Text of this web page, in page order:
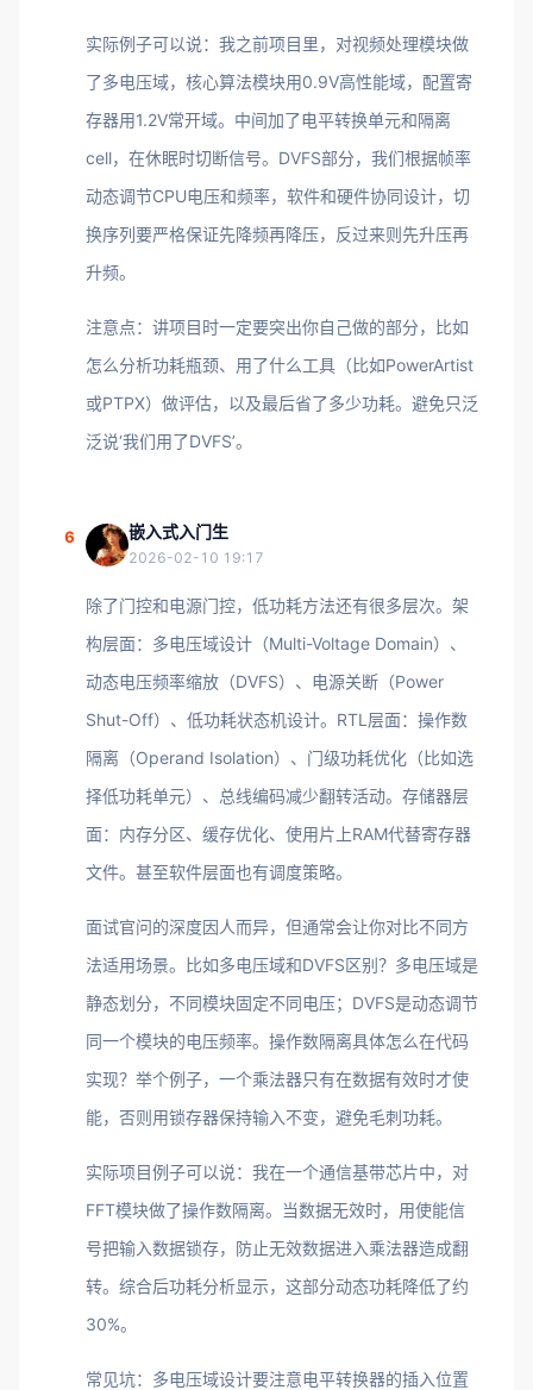
实际例子可以说：我之前项目里，对视频处理模块做
了多电压域，核心算法模块用0.9V高性能域，配置寄
存器用1.2V常开域。中间加了电平转换单元和隔离
cell，在休眠时切断信号。DVFS部分，我们根据帧率
动态调节CPU电压和频率，软件和硬件协同设计，切
换序列要严格保证先降频再降压，反过来则先升压再
升频。
注意点：讲项目时一定要突出你自己做的部分，比如
怎么分析功耗瓶颈、用了什么工具（比如PowerArtist
或PTPX）做评估，以及最后省了多少功耗。避免只泛
泛说‘我们用了DVFS’。
6 嵌入式入门生
2026-02-10 19:17
除了门控和电源门控，低功耗方法还有很多层次。架
构层面：多电压域设计（Multi-Voltage Domain）、
动态电压频率缩放（DVFS）、电源关断（Power
Shut-Off）、低功耗状态机设计。RTL层面：操作数
隔离（Operand Isolation）、门级功耗优化（比如选
择低功耗单元）、总线编码减少翻转活动。存储器层
面：内存分区、缓存优化、使用片上RAM代替寄存器
文件。甚至软件层面也有调度策略。
面试官问的深度因人而异，但通常会让你对比不同方
法适用场景。比如多电压域和DVFS区别？多电压域是
静态划分，不同模块固定不同电压；DVFS是动态调节
同一个模块的电压频率。操作数隔离具体怎么在代码
实现？举个例子，一个乘法器只有在数据有效时才使
能，否则用锁存器保持输入不变，避免毛刺功耗。
实际项目例子可以说：我在一个通信基带芯片中，对
FFT模块做了操作数隔离。当数据无效时，用使能信
号把输入数据锁存，防止无效数据进入乘法器造成翻
转。综合后功耗分析显示，这部分动态功耗降低了约
30%。
常见坑：多电压域设计要注意电平转换器的插入位置